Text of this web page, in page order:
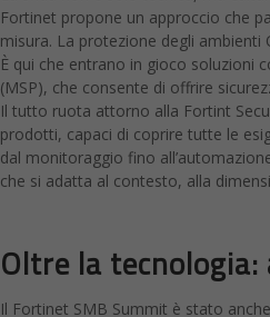
Fortinet propone un approccio che
misura. La protezione degli
È qui che entrano in gioco soluzioni
(MSP), che consente di offrire
Il tutto ruota attorno alla Fortint
prodotti, capaci di coprire tutte le
dal monitoraggio fino
che si adatta al contesto, alla
Oltre la
Il Fortinet SMB Summit è stato